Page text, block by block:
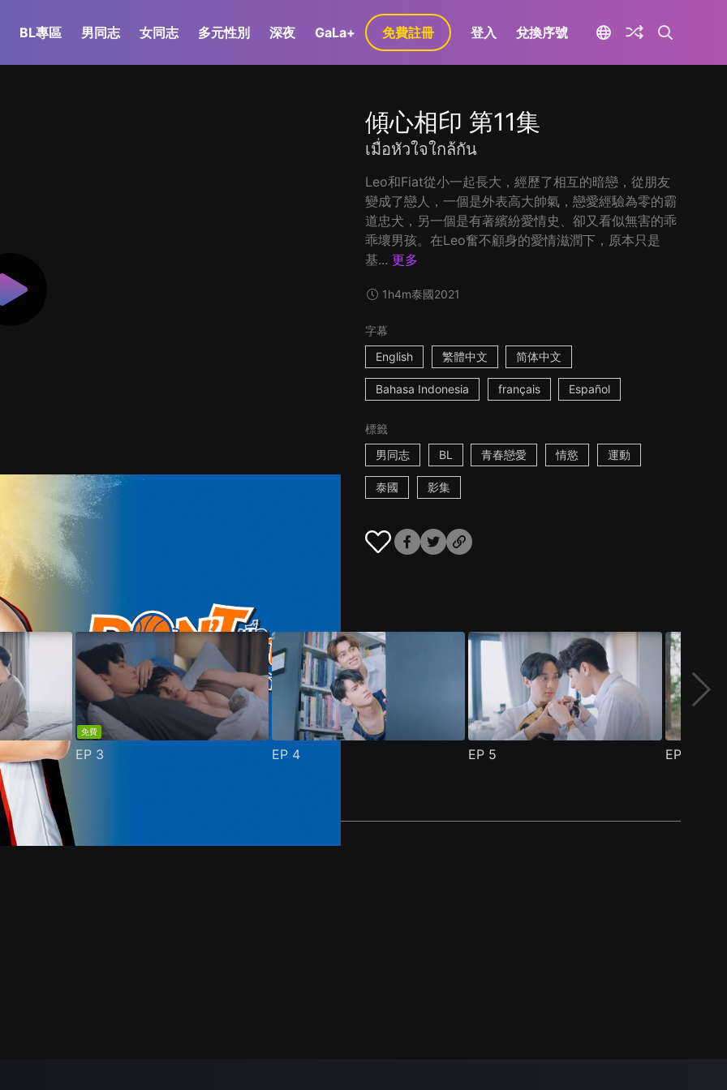
BL專區 男同志 女同志 多元性別 深夜 GaLa+ 免費註冊 登入 兌換序號
傾心相印 第11集
เมื่อหัวใจใกล้กัน
Leo和Fiat從小一起長大，經歷了相互的暗戀，從朋友
變成了戀人，一個是外表高大帥氣，戀愛經驗為零的霸
道忠犬，另一個是有著繽紛愛情史、卻又看似無害的乖
乖壞男孩。在Leo奮不顧身的愛情滋潤下，原本只是
基... 更多
1h4m泰國2021
字幕
English
繁體中文 简体中文
Bahasa Indonesia français Español
標籤
男同志
BL 青春戀愛 情慾 運動
泰國 影集
免費
EP 3 EP 4 EP 5 EP